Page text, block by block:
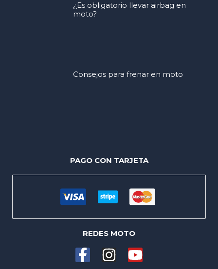
¿Es obligatorio llevar airbag en
moto?
Consejos para frenar en moto
PAGO CON TARJETA
REDES MOTO
F
I
Y